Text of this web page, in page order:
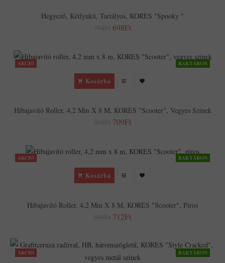
Hegyező, Kétlyukú, Tartályos, KORES "Spooky "
698Ft
AKCIÓ RAKTÁRON
Kosárba
Hibajavító Roller, 4,2 Mm X 8 M, KORES "Scooter", Vegyes Színek
709Ft
AKCIÓ RAKTÁRON
Kosárba
Hibajavító Roller, 4,2 Mm X 8 M, KORES "Scooter", Piros
712Ft
AKCIÓ RAKTÁRON